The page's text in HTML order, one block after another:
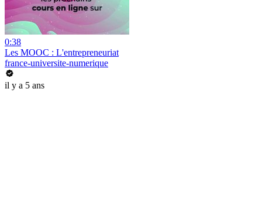
0:38
Les MOOC : L'entrepreneuriat
france-universite-numerique
il y a 5 ans